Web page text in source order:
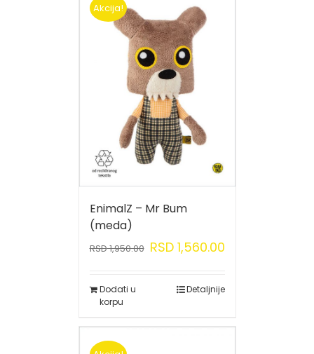
Akcija!
EnimalZ – Mr Bum
(meda)
RSD1,950.00 RSD1,560.00
Dodati u
korpu
Detaljnije